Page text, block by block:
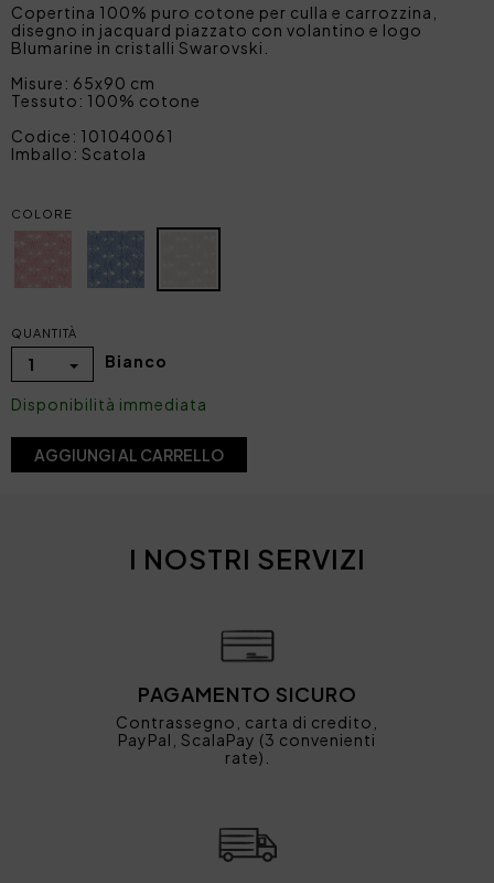
Copertina 100% puro cotone per culla e carrozzina,
disegno in jacquard piazzato con volantino e logo
Blumarine in cristalli Swarovski.
Misure: 65x90 cm
Tessuto: 100% cotone
Codice: 101040061
Imballo: Scatola
COLORE
QUANTITÀ
1 Bianco
Disponibilità immediata
AGGIUNGI AL CARRELLO
I NOSTRI SERVIZI
PAGAMENTO SICURO
Contrassegno, carta di credito,
PayPal, ScalaPay (3 convenienti
rate).